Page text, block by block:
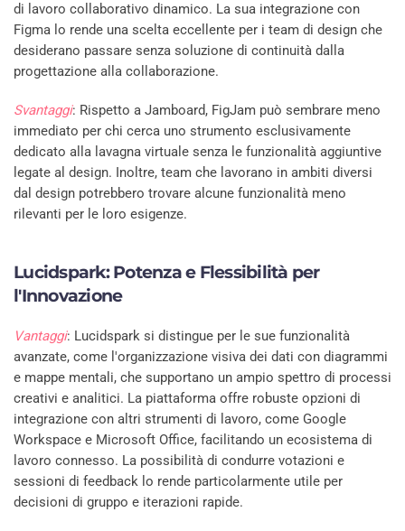
di lavoro collaborativo dinamico. La sua integrazione con
Figma lo rende una scelta eccellente per i team di design che
desiderano passare senza soluzione di continuità dalla
progettazione alla collaborazione.
Svantaggi: Rispetto a Jamboard, FigJam può sembrare meno
immediato per chi cerca uno strumento esclusivamente
dedicato alla lavagna virtuale senza le funzionalità aggiuntive
legate al design. Inoltre, team che lavorano in ambiti diversi
dal design potrebbero trovare alcune funzionalità meno
rilevanti per le loro esigenze.
Lucidspark: Potenza e Flessibilità per
l'Innovazione
Vantaggi: Lucidspark si distingue per le sue funzionalità
avanzate, come l'organizzazione visiva dei dati con diagrammi
e mappe mentali, che supportano un ampio spettro di processi
creativi e analitici. La piattaforma offre robuste opzioni di
integrazione con altri strumenti di lavoro, come Google
Workspace e Microsoft Office, facilitando un ecosistema di
lavoro connesso. La possibilità di condurre votazioni e
sessioni di feedback lo rende particolarmente utile per
decisioni di gruppo e iterazioni rapide.